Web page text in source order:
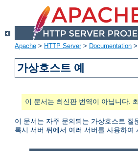
Apache > HTTP Server> Documentation >
가상호스트 예
이 문서는 최신판 번역이 아닙니다.
이 문서는 자주 문의되는 가상호스트 질
록시 서버 뒤에서 여러 서버를 사용하